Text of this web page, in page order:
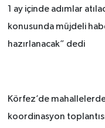
1 ay içinde adımlar
konusunda müjdeli
hazırlanacak” dedi
Körfez’de
koordinasyon